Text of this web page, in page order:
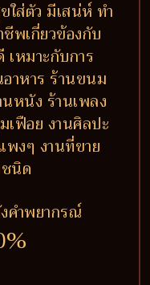
ใส่ตัว มีเสน่ห์ ทำ
พเกี่ยวข้องกับ
หมาะกับการ
อาหาร ร้านขนม
นหนัง ร้านเพลง
เฟือย งานศิลปะ
พงๆ งานที่ขาย
นิด
คำพยากรณ์